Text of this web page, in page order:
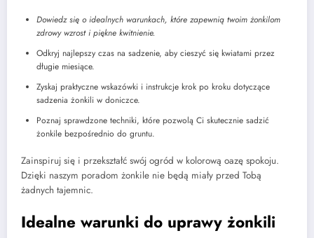
Dowiedz się o idealnych warunkach, które zapewnią twoim żonkilom
zdrowy wzrost i piękne kwitnienie.
Odkryj najlepszy czas na sadzenie, aby cieszyć się kwiatami przez
długie miesiące.
Zyskaj praktyczne wskazówki i instrukcje krok po kroku dotyczące
sadzenia żonkili w doniczce.
Poznaj sprawdzone techniki, które pozwolą Ci skutecznie sadzić
żonkile bezpośrednio do gruntu.
Zainspiruj się i przekształć swój ogród w kolorową oazę spokoju.
Dzięki naszym poradom żonkile nie będą miały przed Tobą
żadnych tajemnic.
Idealne warunki do uprawy żonkili